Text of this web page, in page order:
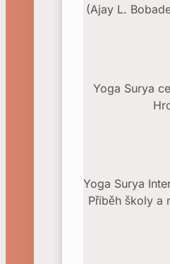
(Ajay L.
Yoga Surya
Yoga Surya
Příběh školy a